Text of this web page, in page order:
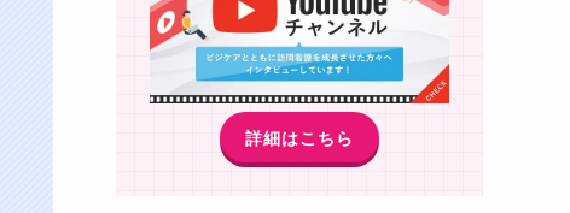
詳細はこちら